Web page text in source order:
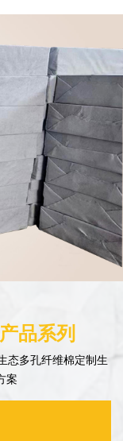
品系列
态多孔纤维棉定制生
案